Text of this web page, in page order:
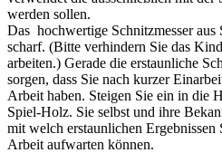
werden sollen.
Das hochwertige Schnitzmesser aus
scharf. (Bitte verhindern Sie das
arbeiten.) Gerade die erstaunliche
sorgen, dass Sie nach kurzer
Arbeit haben. Steigen Sie ein in die
Spiel-Holz. Sie selbst und ihre
mit welch erstaunlichen Ergebnissen
Arbeit aufwarten können.